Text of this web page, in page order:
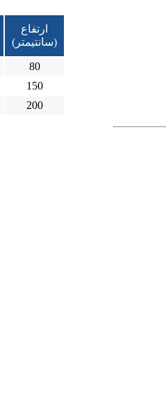
ارتفاع
(سانتیمتر)
80
150
200